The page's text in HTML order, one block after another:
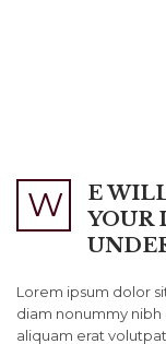
W
E
YOUR
Lorem ipsum dolor
diam nonummy
aliquam erat